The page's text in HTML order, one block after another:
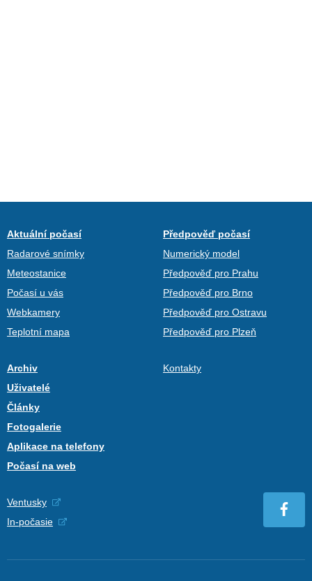
Aktuální počasí
Radarové snímky
Meteostanice
Počasí u vás
Webkamery
Teplotní mapa
Předpověď počasí
Numerický model
Předpověď pro Prahu
Předpověď pro Brno
Předpověď pro Ostravu
Předpověď pro Plzeň
Archiv
Uživatelé
Články
Fotogalerie
Aplikace na telefony
Počasí na web
Kontakty
Ventusky
In-počasie